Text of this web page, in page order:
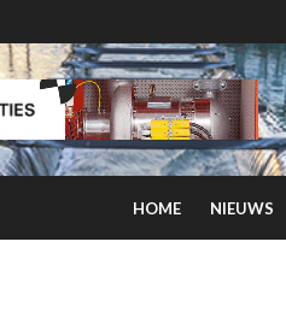
HOME NIEUWS
ozon